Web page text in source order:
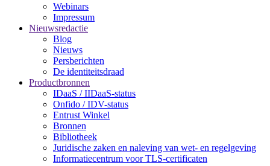
Webinars
Impressum
Nieuwsredactie
Blog
Nieuws
Persberichten
De identiteitsdraad
Productbronnen
IDaaS / IIDaaS-status
Onfido / IDV-status
Entrust Winkel
Bronnen
Bibliotheek
Juridische zaken en naleving van wet- en regelgeving
Informatiecentrum voor TLS-certificaten